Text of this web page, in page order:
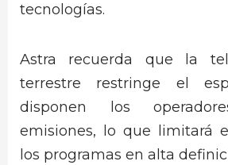
tecnologías.
Astra recuerda que la
terrestre restringe el
disponen los
emisiones, lo que limitará
los programas en alta